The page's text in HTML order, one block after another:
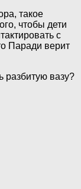
такое
чтобы дети
с
Паради верит
разбитую вазу?